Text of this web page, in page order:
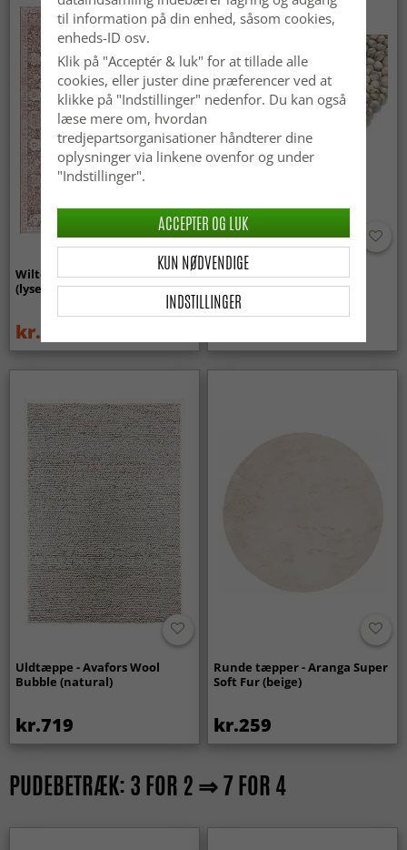
Wilton-tæppe - Gombalia
(lyserød)
kr.329
Uldtæppe - Avafors Wool
Bubble (grå/beige)
Uldtæppe - Avafors Wool
Bubble (natural)
kr.719
Runde tæpper - Aranga Super
Soft Fur (beige)
kr.259
PUDEBETRÆK: 3 FOR 2 ⇒ 7 FOR 4
til information på din enhed, såsom cookies,
enheds-ID osv.
Klik på "Acceptér & luk" for at tillade alle
cookies, eller juster dine præferencer ved at
klikke på "Indstillinger" nedenfor. Du kan også
læse mere om, hvordan
tredjepartsorganisationer håndterer dine
oplysninger via linkene ovenfor og under
"Indstillinger".
INDSTILLINGER
KUN NØDVENDIGE
ACCEPTER OG LUK